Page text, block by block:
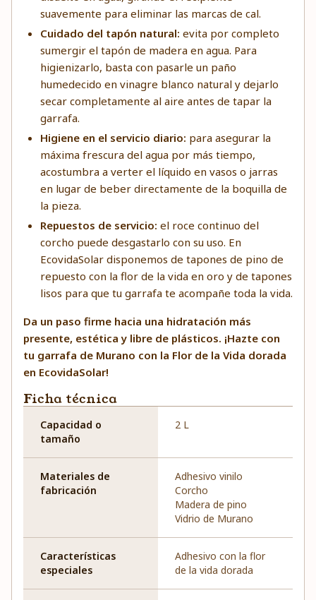
suavemente para eliminar las marcas de cal.
Cuidado del tapón natural: evita por completo
sumergir el tapón de madera en agua. Para
higienizarlo, basta con pasarle un paño
humedecido en vinagre blanco natural y dejarlo
secar completamente al aire antes de tapar la
garrafa.
Higiene en el servicio diario: para asegurar la
máxima frescura del agua por más tiempo,
acostumbra a verter el líquido en vasos o jarras
en lugar de beber directamente de la boquilla de
la pieza.
Repuestos de servicio: el roce continuo del
corcho puede desgastarlo con su uso. En
EcovidaSolar disponemos de tapones de pino de
repuesto con la flor de la vida en oro y de tapones
lisos para que tu garrafa te acompañe toda la vida.
Da un paso firme hacia una hidratación más
presente, estética y libre de plásticos. ¡Hazte con
tu garrafa de Murano con la Flor de la Vida dorada
en EcovidaSolar!
Ficha técnica
Capacidad o
tamaño
2 L
Materiales de
fabricación
Adhesivo vinilo
Corcho
Madera de pino
Vidrio de Murano
Características
especiales
Adhesivo con la flor
de la vida dorada